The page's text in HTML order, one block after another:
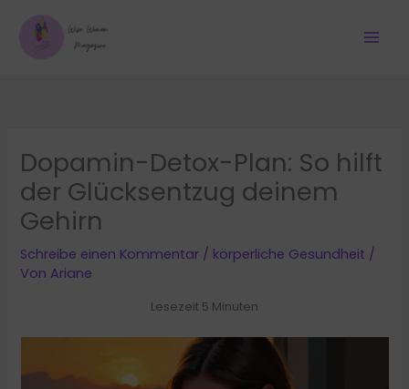
Inhalt
Dopamin-Detox-Plan: So hilft
der Glücksentzug deinem
Gehirn
Schreibe einen Kommentar / körperliche Gesundheit /
Von Ariane
Lesezeit 5 Minuten